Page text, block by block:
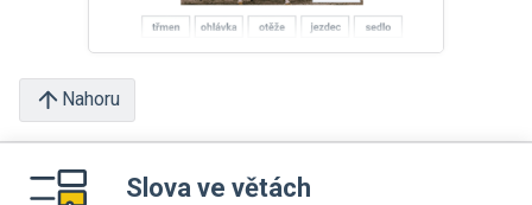
Nahoru
Slova ve větách